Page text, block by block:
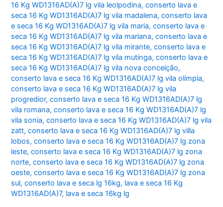
16 Kg WD1316AD(A)7 lg vila leolpodina,conserto lava e
seca 16 Kg WD1316AD(A)7 lg vila madalena,conserto lava
e seca 16 Kg WD1316AD(A)7 lg vila maria,conserto lava e
seca 16 Kg WD1316AD(A)7 lg vila mariana,conserto lava e
seca 16 Kg WD1316AD(A)7 lg vila mirante,conserto lava e
seca 16 Kg WD1316AD(A)7 lg vila mutinga,conserto lava e
seca 16 Kg WD1316AD(A)7 lg vila nova conceição,
conserto lava e seca 16 Kg WD1316AD(A)7 lg vila olímpia,
conserto lava e seca 16 Kg WD1316AD(A)7 lg vila
progredior,conserto lava e seca 16 Kg WD1316AD(A)7 lg
vila romana,conserto lava e seca 16 Kg WD1316AD(A)7 lg
vila sonia,conserto lava e seca 16 Kg WD1316AD(A)7 lg vila
zatt,conserto lava e seca 16 Kg WD1316AD(A)7 lg villa
lobos,conserto lava e seca 16 Kg WD1316AD(A)7 lg zona
leste,conserto lava e seca 16 Kg WD1316AD(A)7 lg zona
norte,conserto lava e seca 16 Kg WD1316AD(A)7 lg zona
oeste,conserto lava e seca 16 Kg WD1316AD(A)7 lg zona
sul,conserto lava e seca lg 16kg, lava e seca 16 Kg
WD1316AD(A)7, lava e seca 16kg lg